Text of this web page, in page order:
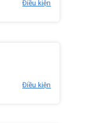
Điều kiện
Điều kiện